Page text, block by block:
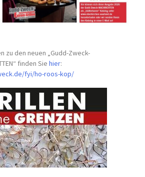
zu den neuen „Gudd-Zweck-
finden Siehier:
fyi/ho-roos-kop/